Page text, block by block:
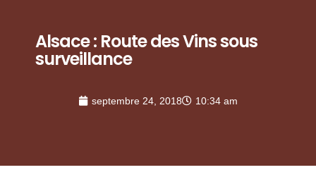
Alsace : Route des Vins sous
surveillance
septembre 24, 2018 10:34 am